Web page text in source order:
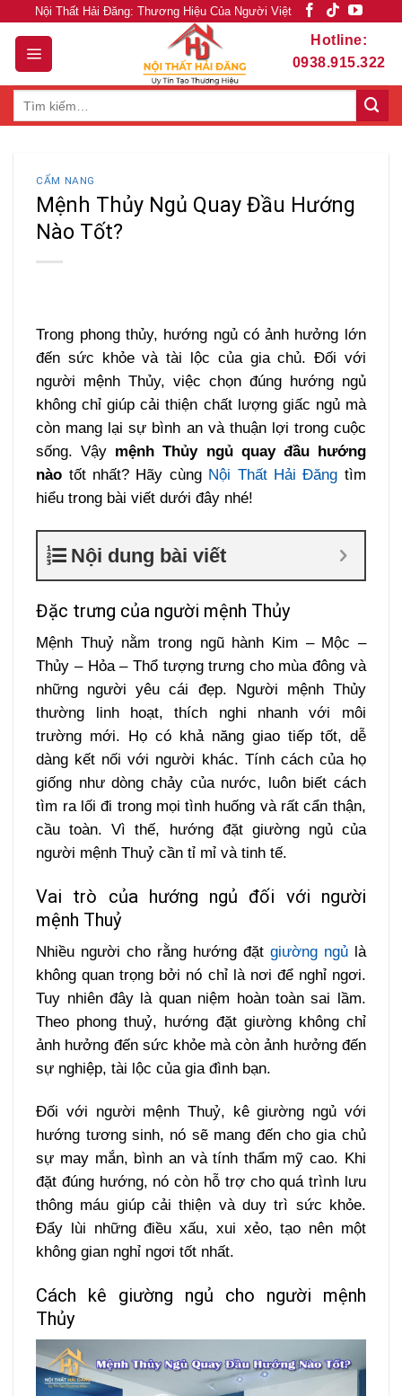
content
Nội Thất Hải Đăng: Thương Hiệu Của Người Việt
Hotline:
0938.915.322
CẨM NANG
Mệnh Thủy Ngủ Quay Đầu Hướng
Nào Tốt?
Trong phong thủy, hướng ngủ có ảnh hưởng lớn
đến sức khỏe và tài lộc của gia chủ. Đối với
người mệnh Thủy, việc chọn đúng hướng ngủ
không chỉ giúp cải thiện chất lượng giấc ngủ mà
còn mang lại sự bình an và thuận lợi trong cuộc
sống. Vậy mệnh Thủy ngủ quay đầu hướng
nào tốt nhất? Hãy cùng Nội Thất Hải Đăng tìm
hiểu trong bài viết dưới đây nhé!
Nội dung bài viết
Đặc trưng của người mệnh Thủy
Mệnh Thuỷ nằm trong ngũ hành Kim – Mộc –
Thủy – Hỏa – Thổ tượng trưng cho mùa đông và
những người yêu cái đẹp. Người mệnh Thủy
thường linh hoạt, thích nghi nhanh với môi
trường mới. Họ có khả năng giao tiếp tốt, dễ
dàng kết nối với người khác. Tính cách của họ
giống như dòng chảy của nước, luôn biết cách
tìm ra lối đi trong mọi tình huống và rất cẩn thận,
cầu toàn. Vì thế, hướng đặt giường ngủ của
người mệnh Thuỷ cần tỉ mỉ và tinh tế.
Vai trò của hướng ngủ đối với người
mệnh Thuỷ
Nhiều người cho rằng hướng đặt giường ngủlà
không quan trọng bởi nó chỉ là nơi để nghỉ ngơi.
Tuy nhiên đây là quan niệm hoàn toàn sai lầm.
Theo phong thuỷ, hướng đặt giường không chỉ
ảnh hưởng đến sức khỏe mà còn ảnh hưởng đến
sự nghiệp, tài lộc của gia đình bạn.
Đối với người mệnh Thuỷ, kê giường ngủ với
hướng tương sinh, nó sẽ mang đến cho gia chủ
sự may mắn, bình an và tính thẩm mỹ cao. Khi
đặt đúng hướng, nó còn hỗ trợ cho quá trình lưu
thông máu giúp cải thiện và duy trì sức khỏe.
Đẩy lùi những điều xấu, xui xẻo, tạo nên một
không gian nghỉ ngơi tốt nhất.
Cách kê giường ngủ cho người mệnh
Thủy